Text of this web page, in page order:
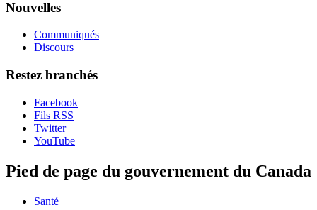
Nouvelles
Communiqués
Discours
Restez branchés
Facebook
Fils RSS
Twitter
YouTube
Pied de page du gouvernement du Canada
Santé